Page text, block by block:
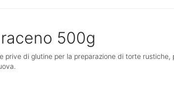
500g
di glutine per la preparazione di torte